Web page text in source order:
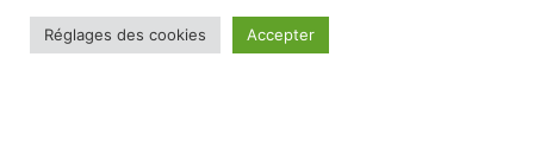
Sitemap
Réglages des cookies Accepter